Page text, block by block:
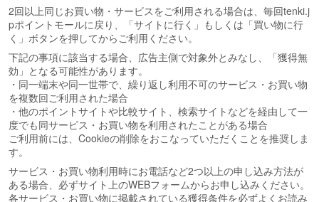
2回以上同じお買い物・サービスをご利用される場合は、毎回tenki.j
pポイントモールに戻り、「サイトに行く」もしくは「買い物に行
く」ボタンを押してからご利用ください。
下記の事項に該当する場合、広告主側で対象外とみなし、「獲得無
効」となる可能性があります。
・同一端末や同一世帯で、繰り返し利用不可のサービス・お買い物
を複数回ご利用された場合
・他のポイントサイトや比較サイト、検索サイトなどを経由して一
度でも同サービス・お買い物を利用されたことがある場合
ご利用前には、Cookieの削除をおこなっていただくことを推奨しま
す。
サービス・お買い物利用時にお電話など2つ以上の申し込み方法が
ある場合、必ずサイト上のWEBフォームからお申し込みください。
各サービス・お買い物に掲載されている獲得条件を必ずよくお読み